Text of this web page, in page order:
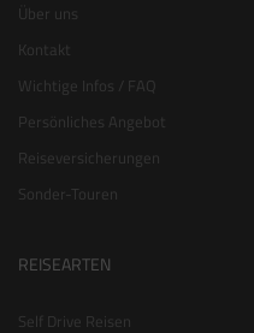
Über uns
Kontakt
Wichtige Infos / FAQ
Persönliches Angebot
Reiseversicherungen
Sonder-Touren
REISEARTEN
Self Drive Reisen